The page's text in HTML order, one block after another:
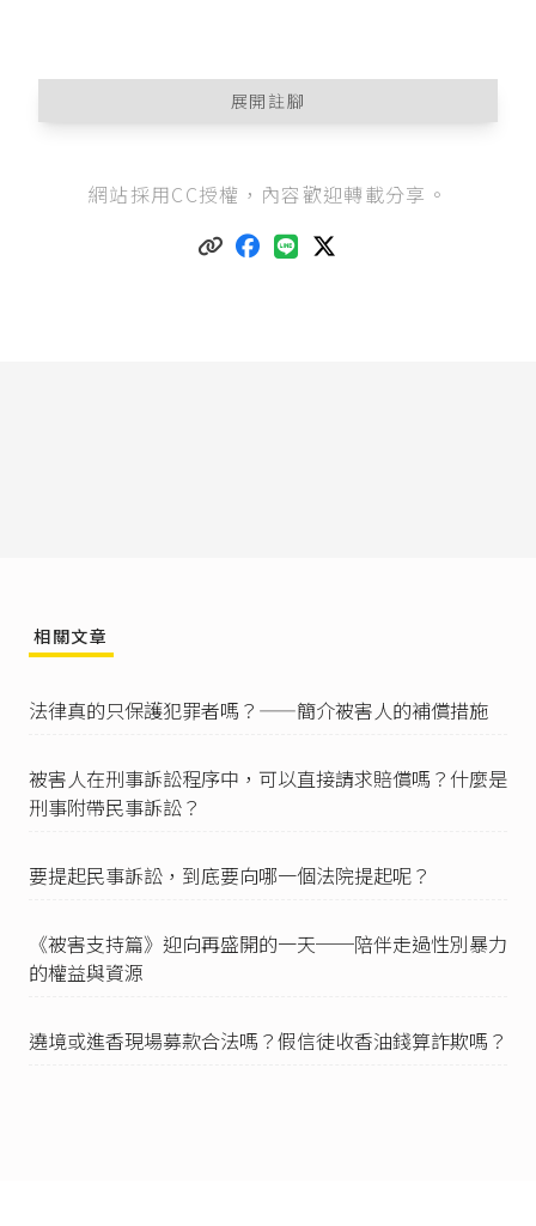
展開註腳
三人不法之所有，以詐術使人將本人或第三人之
科五十萬元以下罰金。」
行科學上及客觀上之驗證，而聲請人係具有社會
經驗及受有良好教育之成年人，已如前述，自得
教服務，即不能僅因其嗣後不再相信被告，或覺
以刑法詐欺罪責相繩。」
臺灣高等法院臺中分院97年度重上字第141號民事
的能量，均源於對鬼神之崇拜與對大自然奧秘之
法以一般常識來判斷，更難以科學技術加以檢驗
證明。古人有云，敬鬼神而遠之，又云：一命二
富，又或者『上人』是否具備預測未來及人的命
網站採用CC授權，內容歡迎轉載分享。
相關文章
法律真的只保護犯罪者嗎？——簡介被害人的補償措施
被害人在刑事訴訟程序中，可以直接請求賠償嗎？什麼是
刑事附帶民事訴訟？
要提起民事訴訟，到底要向哪一個法院提起呢？
《被害支持篇》迎向再盛開的一天──陪伴走過性別暴力
的權益與資源
遶境或進香現場募款合法嗎？假信徒收香油錢算詐欺嗎？